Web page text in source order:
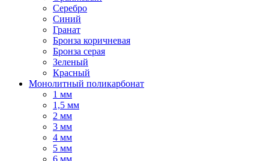
Серебро
Синий
Гранат
Бронза коричневая
Бронза серая
Зеленый
Красный
Монолитный поликарбонат
1 мм
1,5 мм
2 мм
3 мм
4 мм
5 мм
6 мм